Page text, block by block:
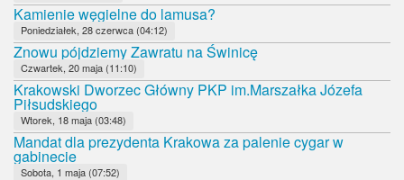
Kamienie węgielne do lamusa?
Poniedziałek, 28 czerwca (04:12)
Znowu pójdziemy Zawratu na Świnicę
Czwartek, 20 maja (11:10)
Krakowski Dworzec Główny PKP im.Marszałka Józefa
Piłsudskiego
Wtorek, 18 maja (03:48)
Mandat dla prezydenta Krakowa za palenie cygar w
gabinecie
Sobota, 1 maja (07:52)